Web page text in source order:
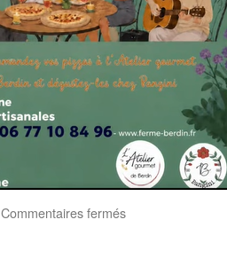
Commentaires ferméssur